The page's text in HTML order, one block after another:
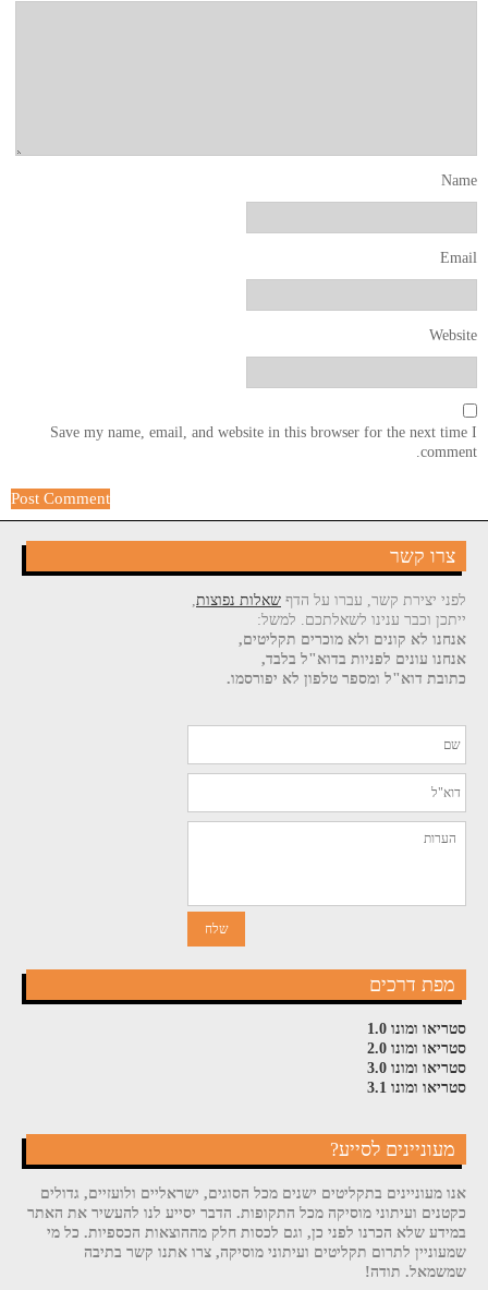
Name
Email
Website
Save my name, email, and website in this browser for the next time I
comment.
צרו קשר
לפני יצירת קשר, עברו על הדף שאלות נפוצות,
ייתכן וכבר ענינו לשאלתכם. למשל:
אנחנו לא קונים ולא מוכרים תקליטים,
אנחנו עונים לפניות בדוא"ל בלבד,
כתובת דוא"ל ומספר טלפון לא יפורסמו.
מפת דרכים
סטריאו ומונו 1.0
סטריאו ומונו 2.0
סטריאו ומונו 3.0
סטריאו ומונו 3.1
מעוניינים לסייע?
אנו מעוניינים בתקליטים ישנים מכל הסוגים, ישראליים ולועזיים, גדולים
כקטנים ועיתוני מוסיקה מכל התקופות. הדבר יסייע לנו להעשיר את האתר
במידע שלא הכרנו לפני כן, וגם לכסות חלק מההוצאות הכספיות. כל מי
שמעוניין לתרום תקליטים ועיתוני מוסיקה, צרו אתנו קשר בתיבה
שמשמאל. תודה!